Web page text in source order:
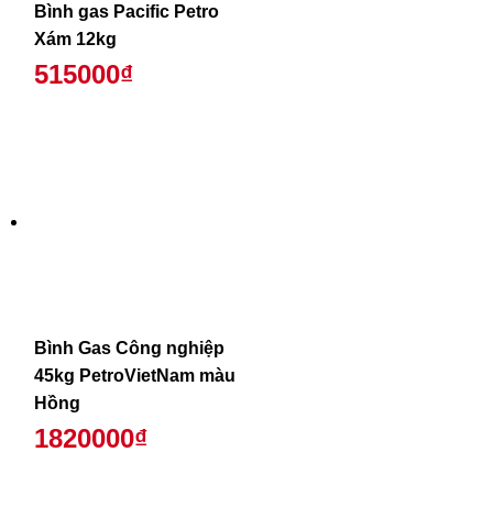
Bình gas Pacific Petro
Xám 12kg
515000₫
Bình Gas Công nghiệp
45kg PetroVietNam màu
Hồng
1820000₫